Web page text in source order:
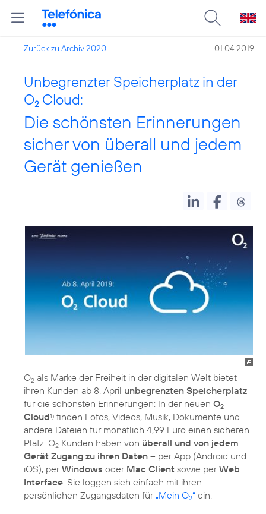
Zurück zu Archiv 2020 01.04.2019
Unbegrenzter Speicherplatz in der
O2 Cloud:
Die schönsten Erinnerungen
sicher von überall und jedem
Gerät genießen
O2 als Marke der Freiheit in der digitalen Welt bietet
ihren Kunden ab 8. April unbegrenzten Speicherplatz
für die schönsten Erinnerungen: In der neuen O2
Cloud1) finden Fotos, Videos, Musik, Dokumente und
andere Dateien für monatlich 4,99 Euro einen sicheren
Platz. O2 Kunden haben von überall und von jedem
Gerät Zugang zu ihren Daten – per App (Android und
iOS), perWindows oder Mac Client sowie perWeb
Interface . Sie loggen sich einfach mit ihren
persönlichen Zugangsdaten für „Mein O2“ ein.